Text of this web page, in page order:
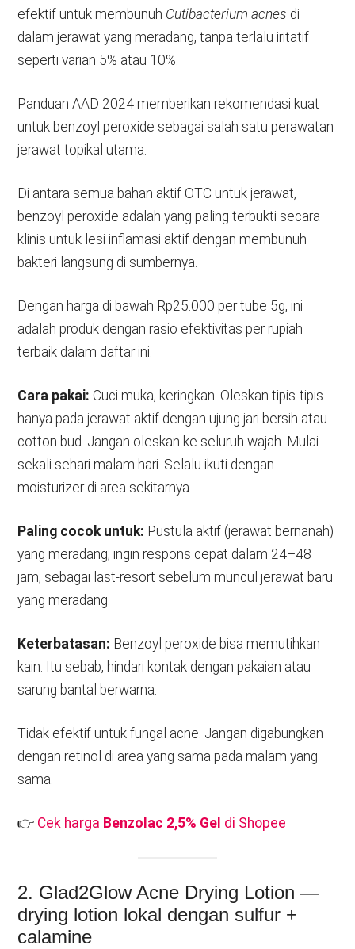
efektif untuk membunuh Cutibacterium acnes di
dalam jerawat yang meradang, tanpa terlalu iritatif
seperti varian 5% atau 10%.
Panduan AAD 2024 memberikan rekomendasi kuat
untuk benzoyl peroxide sebagai salah satu perawatan
jerawat topikal utama.
Di antara semua bahan aktif OTC untuk jerawat,
benzoyl peroxide adalah yang paling terbukti secara
klinis untuk lesi inflamasi aktif dengan membunuh
bakteri langsung di sumbernya.
Dengan harga di bawah Rp25.000 per tube 5g, ini
adalah produk dengan rasio efektivitas per rupiah
terbaik dalam daftar ini.
Cara pakai: Cuci muka, keringkan. Oleskan tipis-tipis
hanya pada jerawat aktif dengan ujung jari bersih atau
cotton bud. Jangan oleskan ke seluruh wajah. Mulai
sekali sehari malam hari. Selalu ikuti dengan
moisturizer di area sekitarnya.
Paling cocok untuk: Pustula aktif (jerawat bernanah)
yang meradang; ingin respons cepat dalam 24–48
jam; sebagai last-resort sebelum muncul jerawat baru
yang meradang.
Keterbatasan: Benzoyl peroxide bisa memutihkan
kain. Itu sebab, hindari kontak dengan pakaian atau
sarung bantal berwarna.
Tidak efektif untuk fungal acne. Jangan digabungkan
dengan retinol di area yang sama pada malam yang
sama.
👉 Cek harga Benzolac 2,5% Gel di Shopee
2. Glad2Glow Acne Drying Lotion —
drying lotion lokal dengan sulfur +
calamine